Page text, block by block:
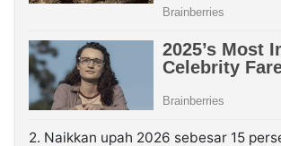
2. Naikkan upah 2026 sebesar 15